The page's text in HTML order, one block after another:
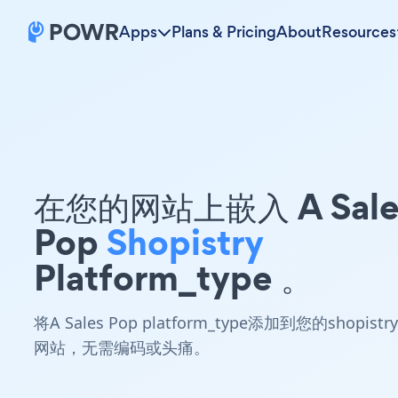
Apps Plans & PricingAboutResources
在您的网站上嵌入 A
PopShopistry
Platform_type 。
将A Sales Pop platform_type添加到您的shopistry
网站，无需编码或头痛。